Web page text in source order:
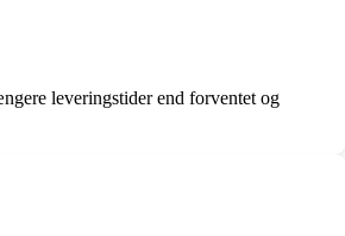
leveringstider end forventet og